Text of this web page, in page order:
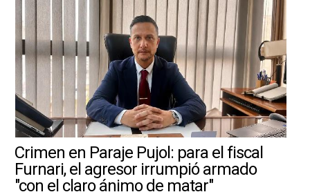
Crimen en Paraje Pujol: para el fiscal
Furnari, el agresor irrumpió armado
"con el claro ánimo de matar"